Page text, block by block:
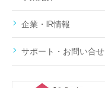
企業・IR情報
サポート・お問い合せ